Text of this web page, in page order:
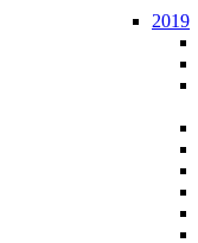
2019